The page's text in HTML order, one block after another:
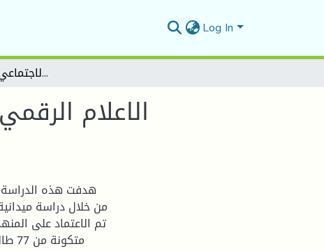
Log In
الاعلام الرقمي ودوره في تعزيز المواطنة البيئية الموقع الاجتماعي الفيسبوك نموذجا
الاعلام
هدفت هذه الدراسة
من خلال دراسة
تم الاعتماد على